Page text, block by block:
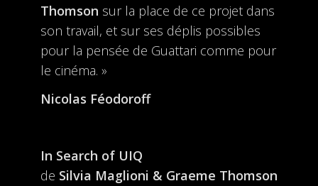
Thomson sur la place de ce projet dans
son travail, et sur ses déplis possibles
pour la pensée de Guattari comme pour
le cinéma. »
Nicolas Féodoroff
In Search of UIQ
de Silvia Maglioni & Graeme Thomson